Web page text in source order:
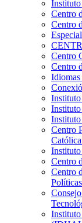
Centro
Centro
Centro
Centro
Centro
Centro
Centro